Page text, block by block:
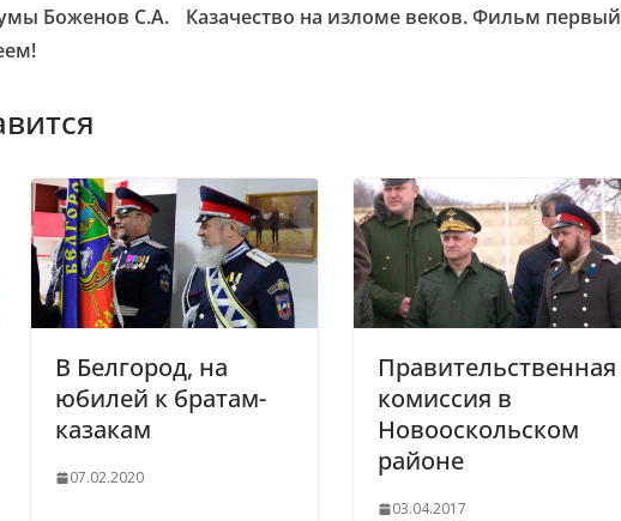
Боженов С.А.
Казачество на изломе веков. Фильм первый
В Белгород, на
юбилей к братам-
казакам
07.02.2020
Правительственная
комиссия в
Новооскольском
районе
03.04.2017